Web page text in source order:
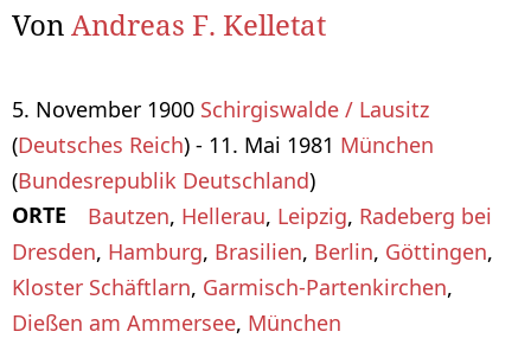
VonAndreas F. Kelletat
5. November 1900 Schirgiswalde / Lausitz
(Deutsches Reich) - 11. Mai 1981 München
(Bundesrepublik Deutschland)
ORTE Bautzen, Hellerau, Leipzig, Radeberg bei
Dresden, Hamburg, Brasilien, Berlin, Göttingen,
Kloster Schäftlarn, Garmisch-Partenkirchen,
Dießen am Ammersee, München